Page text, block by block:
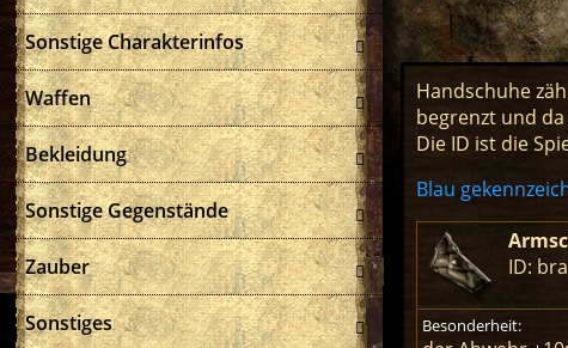
Sonstige Charakterinfos
Waffen
Bekleidung
Sonstige Gegenstände
Zauber
Sonstiges
Handschuhe
begrenzt und
Die ID ist die
Blau
ID:
Besonderheit: